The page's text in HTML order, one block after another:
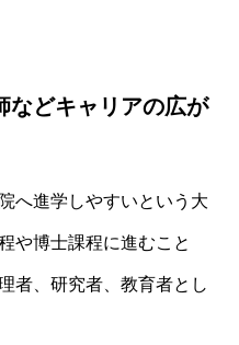
などキャリアの広が
へ進学しやすいという大
や博士課程に進むこと
者、研究者、教育者とし